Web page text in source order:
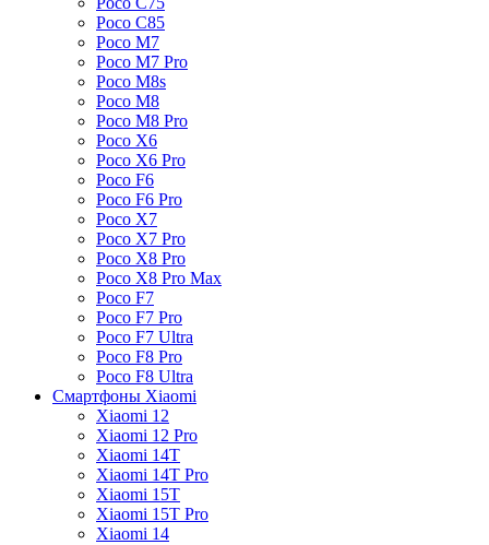
Poco C85
Poco M7
Poco M7 Pro
Poco M8s
Poco M8
Poco M8 Pro
Poco X6
Poco X6 Pro
Poco F6
Poco F6 Pro
Poco X7
Poco X7 Pro
Poco X8 Pro
Poco X8 Pro Max
Poco F7
Poco F7 Pro
Poco F7 Ultra
Poco F8 Pro
Poco F8 Ultra
Смартфоны Xiaomi
Xiaomi 12
Xiaomi 12 Pro
Xiaomi 14T
Xiaomi 14T Pro
Xiaomi 15T
Xiaomi 15T Pro
Xiaomi 14